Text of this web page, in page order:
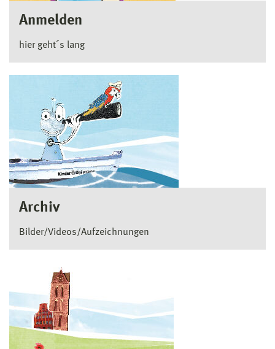
Anmelden
hier geht´s lang
Archiv
Bilder/Videos/Aufzeichnungen